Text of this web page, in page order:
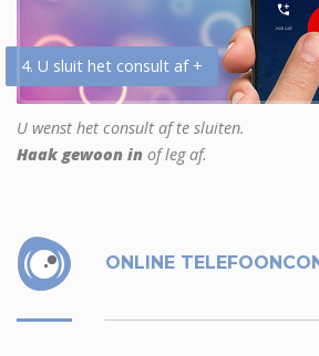
4. U sluit het consult af +
U wenst het consult af te sluiten.
Haak gewoon in of leg af.
ONLINE